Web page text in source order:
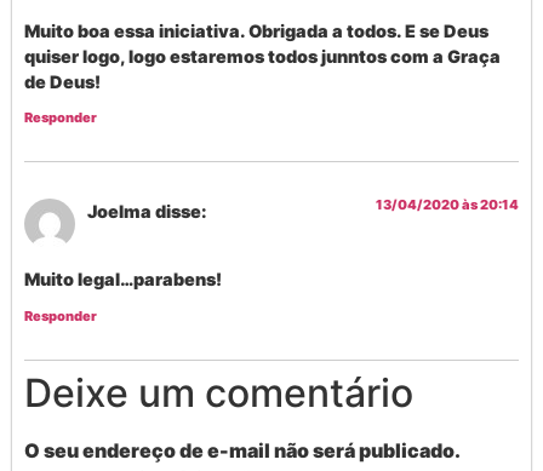
Muito boa essa iniciativa. Obrigada a todos. E se Deus
quiser logo, logo estaremos todos junntos com a Graça
de Deus!
Responder
Joelma disse: 13/04/2020 às 20:14
Muito legal…parabens!
Responder
Deixe um comentário
O seu endereço de e-mail não será publicado.